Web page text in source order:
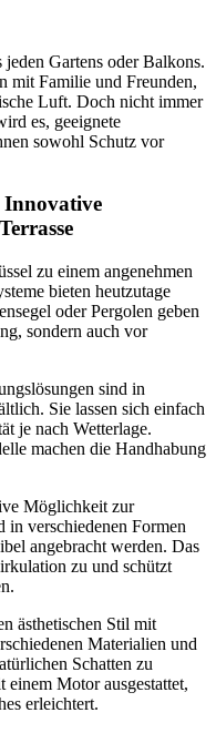
Gartens oder Balkons.
mit Familie und Freunden,
Luft. Doch nicht immer
es, geeignete
sowohl Schutz vor
Innovative
zu einem angenehmen
bieten heutzutage
oder Pergolen geben
sondern auch vor
sind in
Sie lassen sich einfach
je nach Wetterlage.
machen die Handhabung
Möglichkeit zur
in verschiedenen Formen
angebracht werden. Das
zu und schützt
ästhetischen Stil mit
Materialien und
Schatten zu
Motor ausgestattet,
erleichtert.